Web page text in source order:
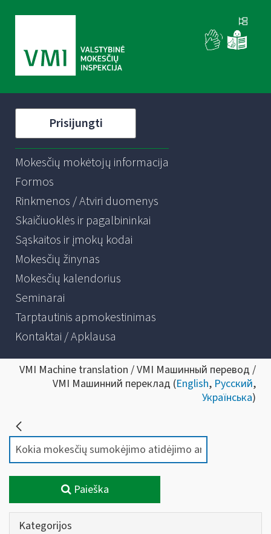
Prisijungti
Mokesčių mokėtojų informacija
Formos
Rinkmenos / Atviri duomenys
Skaičiuoklės ir pagalbininkai
Sąskaitos ir įmokų kodai
Mokesčių žinynas
Mokesčių kalendorius
Seminarai
Tarptautinis apmokestinimas
Kontaktai / Apklausa
VMI Machine translation / VMI Машинный перевод /
VMI Машинний переклад (English, Русский,
Українська)
Paieška
Kategorijos